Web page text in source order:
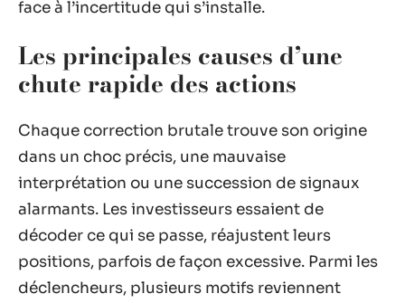
face à l’incertitude qui s’installe.
Les principales causes d’une
chute rapide des actions
Chaque correction brutale trouve son origine
dans un choc précis, une mauvaise
interprétation ou une succession de signaux
alarmants. Les investisseurs essaient de
décoder ce qui se passe, réajustent leurs
positions, parfois de façon excessive. Parmi les
déclencheurs, plusieurs motifs reviennent